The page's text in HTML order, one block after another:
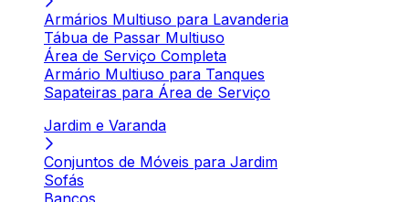
Armários Multiuso para Lavanderia
Tábua de Passar Multiuso
Área de Serviço Completa
Armário Multiuso para Tanques
Sapateiras para Área de Serviço
Jardim e Varanda
Conjuntos de Móveis para Jardim
Sofás
Bancos